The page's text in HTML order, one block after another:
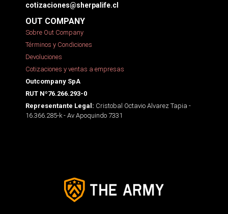
cotizaciones@sherpalife.cl
OUT COMPANY
Sobre Out Company
Términos y Condiciones
Devoluciones
Cotizaciones y ventas a empresas
Outcompany SpA
RUT Nº76.266.293-0
Representante Legal: Cristobal Octavio Alvarez Tapia -
16.366.285-k - Av Apoquindo 7331